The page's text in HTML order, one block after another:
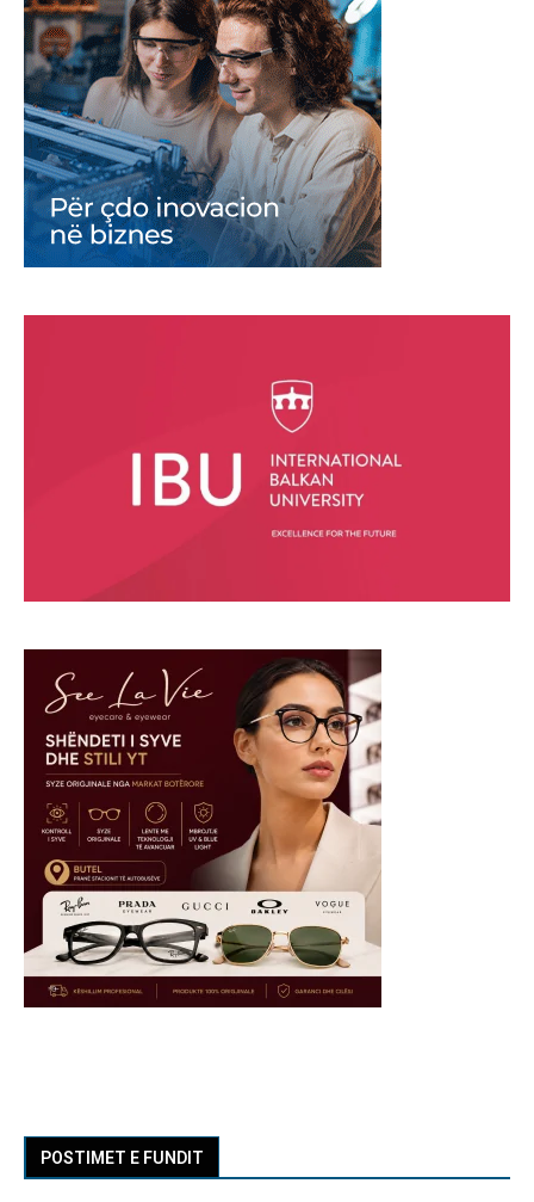
POSTIMET E FUNDIT